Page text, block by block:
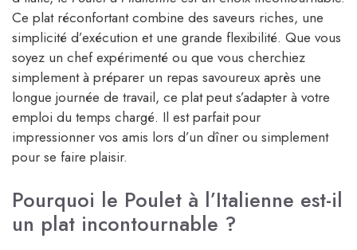
Ce plat réconfortant combine des saveurs riches, une
simplicité d’exécution et une grande flexibilité. Que vous
soyez un chef expérimenté ou que vous cherchiez
simplement à préparer un repas savoureux après une
longue journée de travail, ce plat peut s’adapter à votre
emploi du temps chargé. Il est parfait pour
impressionner vos amis lors d’un dîner ou simplement
pour se faire plaisir.
Pourquoi le Poulet à l’Italienne est-il
un plat incontournable ?